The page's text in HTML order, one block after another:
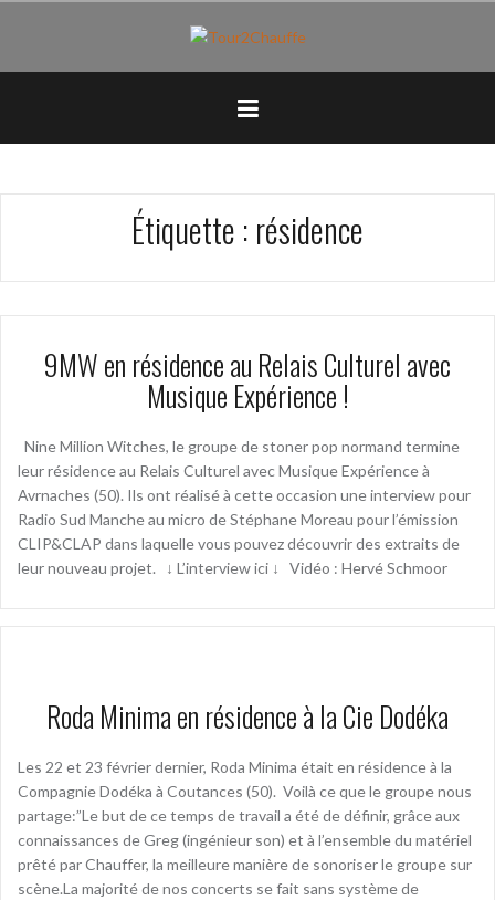
Étiquette : résidence
9MW en résidence au Relais Culturel avec
Musique Expérience !
Nine Million Witches, le groupe de stoner pop normand termine
leur résidence au Relais Culturel avec Musique Expérience à
Avrnaches (50). Ils ont réalisé à cette occasion une interview pour
Radio Sud Manche au micro de Stéphane Moreau pour l’émission
CLIP&CLAP dans laquelle vous pouvez découvrir des extraits de
leur nouveau projet. ↓ L’interview ici ↓ Vidéo : Hervé Schmoor
Roda Minima en résidence à la Cie Dodéka
Les 22 et 23 février dernier, Roda Minima était en résidence à la
Compagnie Dodéka à Coutances (50). Voilà ce que le groupe nous
partage:”Le but de ce temps de travail a été de définir, grâce aux
connaissances de Greg (ingénieur son) et à l’ensemble du matériel
prêté par Chauffer, la meilleure manière de sonoriser le groupe sur
scène.La majorité de nos concerts se fait sans système de